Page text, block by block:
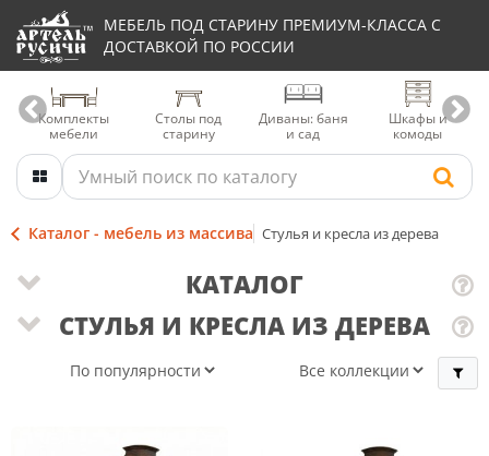
МЕБЕЛЬ ПОД СТАРИНУ ПРЕМИУМ-КЛАССА С
ДОСТАВКОЙ ПО РОССИИ
Комплекты
мебели
Столы под
старину
Диваны: баня
и сад
Шкафы и
комоды
Каталог - мебель из массива Стулья и кресла из дерева
СТУЛЬЯ И КРЕСЛА ИЗ ДЕРЕВА
КАТАЛОГ